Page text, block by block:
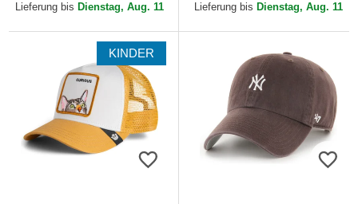
Lieferung bis Dienstag, Aug. 11 Lieferung bis Dienstag, Aug. 11
KINDER